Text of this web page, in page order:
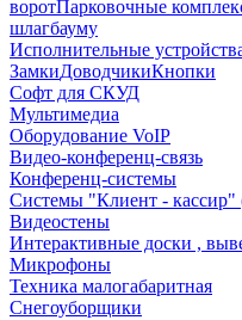
воротПарковочные
шлагбауму
Исполнительные
ЗамкиДоводчикиКнопки
Софт для СКУД
Мультимедиа
Оборудование VoIP
Видео-конференц-связь
Конференц-системы
Системы "Клиент - кассир"
Видеостены
Интерактивные доски ,
Микрофоны
Техника малогабаритная
Снегоуборщики